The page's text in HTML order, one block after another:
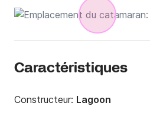
Caractéristiques
Constructeur: Lagoon